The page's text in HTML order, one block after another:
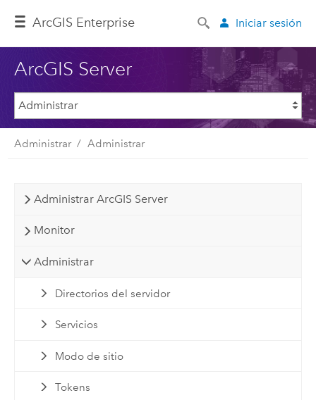
ArcGIS Enterprise Iniciar sesión
ArcGIS Server
Administrar Administrar
Administrar ArcGIS Server
Monitor
Administrar
Directorios del servidor
Servicios
Modo de sitio
Tokens